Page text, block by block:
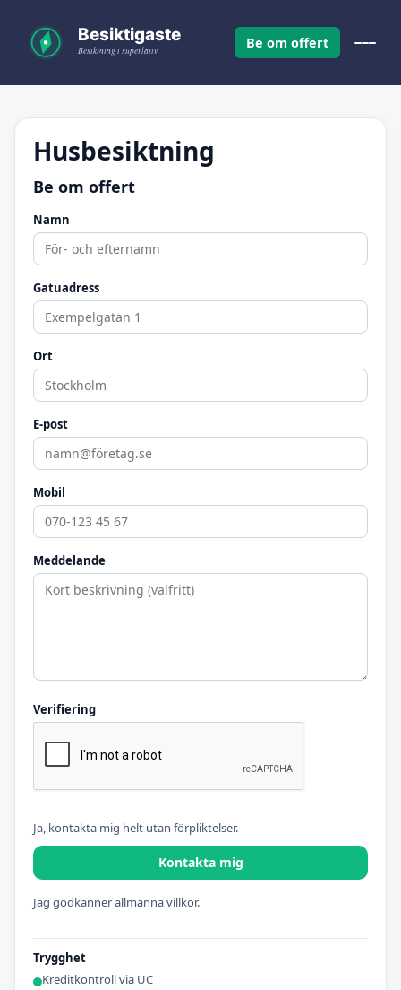
Be om offert
Husbesiktning
Be om offert
Namn
Gatuadress
Ort
E-post
Mobil
Meddelande
Verifiering
Ja, kontakta mig helt utan förpliktelser.
Kontakta mig
Jag godkänner allmänna villkor.
Trygghet
Kreditkontroll via UC